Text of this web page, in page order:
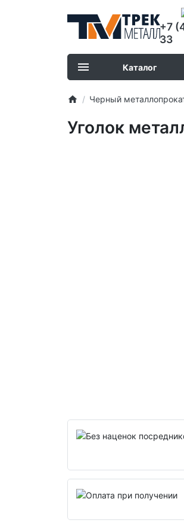
+7
33
Каталог
Черный
Уголок